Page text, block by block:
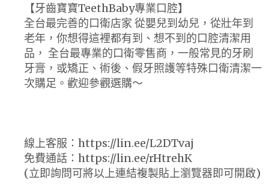
【牙齒寶寶TeethBaby專業口腔】
全台最完善的口衛店家 從嬰兒到幼兒，從壯年到
老年，你想得這裡都有到、想不到的口腔清潔用
品， 全台最專業的口衛零售商，一般常見的牙刷
牙膏，或矯正、術後、假牙照護等特殊口衛清潔一
次購足。歡迎參觀選購～
線上客服：https://lin.ee/L2DTvaj
免費通話：https://lin.ee/rHtrehK
(立即詢問可將以上連結複製貼上瀏覽器即可開啟)